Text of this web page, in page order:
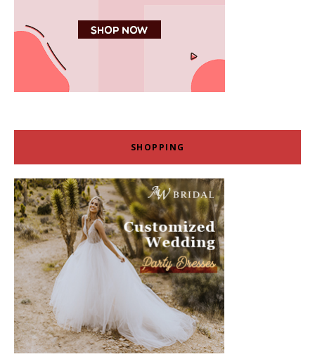
SHOPPING